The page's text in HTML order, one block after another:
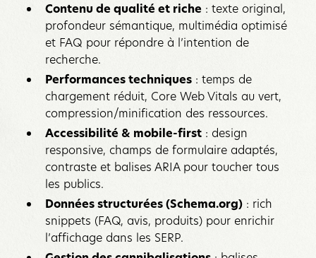
Contenu de qualité et riche : texte original,
profondeur sémantique, multimédia optimisé
et FAQ pour répondre à l’intention de
recherche.
Performances techniques : temps de
chargement réduit, Core Web Vitals au vert,
compression/minification des ressources.
Accessibilité & mobile-first : design
responsive, champs de formulaire adaptés,
contraste et balises ARIA pour toucher tous
les publics.
Données structurées (Schema.org) : rich
snippets (FAQ, avis, produits) pour enrichir
l’affichage dans les SERP.